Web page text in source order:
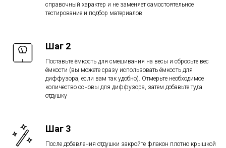
справочный характер и не заменяет самостоятельное
тестирование и подбор материалов
Шаг 2
Поставьте ёмкость для смешивания на весы и сбросьте вес
ёмкости (вы можете сразу использовать ёмкость для
диффузора, если вам так удобно). Отмерьте необходимое
количество основы для диффузора, затем добавьте туда
отдушку
Шаг 3
После добавления отдушки закройте флакон плотно крышкой